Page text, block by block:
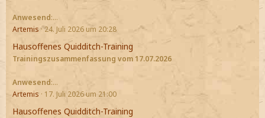
Anwesend:…
Artemis 24. Juli 2026 um 20:28
Hausoffenes Quidditch-Training
Trainingszusammenfassung vom 17.07.2026
Anwesend:…
Artemis
17. Juli 2026 um 21:00
Hausoffenes Quidditch-Training